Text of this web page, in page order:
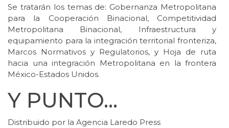
Se tratarán los temas de: Gobernanza Metropolitana
para la Cooperación Binacional, Competitividad
Metropolitana Binacional, Infraestructura y
equipamiento para la integración territorial fronteriza,
Marcos Normativos y Regulatorios, y Hoja de ruta
hacia una integración Metropolitana en la frontera
México-Estados Unidos.
Y PUNTO…
Distribuido por la Agencia Laredo Press